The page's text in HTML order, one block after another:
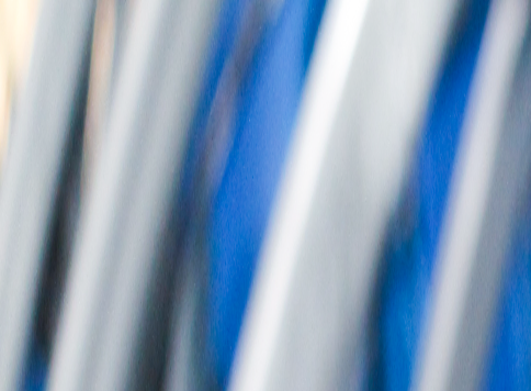
회사소개
제품소개
설치사례
고객센터